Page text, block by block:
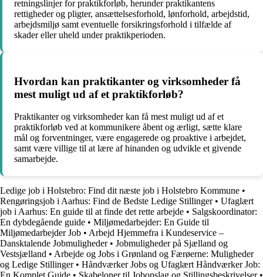
retningslinjer for praktikforløb, herunder praktikantens
rettigheder og pligter, ansættelsesforhold, lønforhold, arbejdstid,
arbejdsmiljø samt eventuelle forsikringsforhold i tilfælde af
skader eller uheld under praktikperioden.
Hvordan kan praktikanter og virksomheder få
mest muligt ud af et praktikforløb?
Praktikanter og virksomheder kan få mest muligt ud af et
praktikforløb ved at kommunikere åbent og ærligt, sætte klare
mål og forventninger, være engagerede og proaktive i arbejdet,
samt være villige til at lære af hinanden og udvikle et givende
samarbejde.
Ledige job i Holstebro: Find dit næste job i Holstebro Kommune •
Rengøringsjob i Aarhus: Find de Bedste Ledige Stillinger• Ufaglært
job i Aarhus: En guide til at finde det rette arbejde • Salgskoordinator:
En dybdegående guide • Miljømedarbejder: En Guide til
Miljømedarbejder Job • Arbejd Hjemmefra i Kundeservice –
Dansktalende Jobmuligheder• Jobmuligheder på Sjælland og
Vestsjælland • Arbejde og Jobs i Grønland og Færøerne: Muligheder
og Ledige Stillinger• Håndværker Jobs og Ufaglært Håndværker Job: